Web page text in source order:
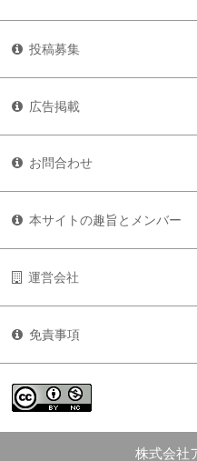
投稿募集
広告掲載
お問合わせ
本サイトの趣旨とメンバー
運営会社
免責事項
株式会社